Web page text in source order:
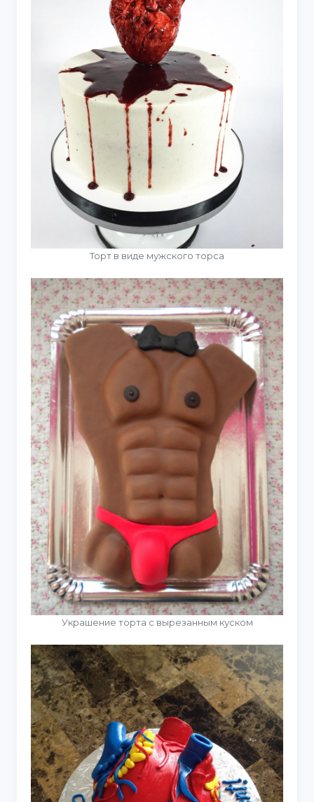
Торт в виде мужского торса
Украшение торта с вырезанным куском